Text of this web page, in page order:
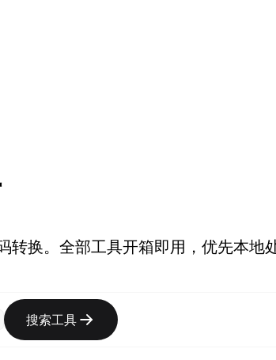
换。全部工具开箱即用，优先本地
搜索工具